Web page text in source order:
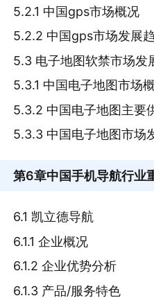
5.2.1 中国gps市场概况
5.2.2 中国gps市场发展
5.3 电子地图软禁市场发
5.3.1 中国电子地图市场
5.3.2 中国电子地图主要
5.3.3 中国电子地图市场
第6章中国手机导航行业
6.1 凯立德导航
6.1.1 企业概况
6.1.2 企业优势分析
6.1.3 产品/服务特色